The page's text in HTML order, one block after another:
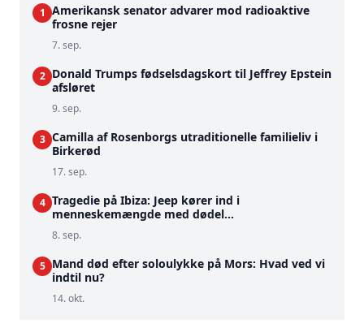
1 Amerikansk senator advarer mod radioaktive
frosne rejer
7. sep.
2 Donald Trumps fødselsdagskort til Jeffrey Epstein
afsløret
9. sep.
3 Camilla af Rosenborgs utraditionelle familieliv i
Birkerød
17. sep.
4 Tragedie på Ibiza: Jeep kører ind i
menneskemængde med dødel...
8. sep.
5 Mand død efter soloulykke på Mors: Hvad ved vi
indtil nu?
14. okt.